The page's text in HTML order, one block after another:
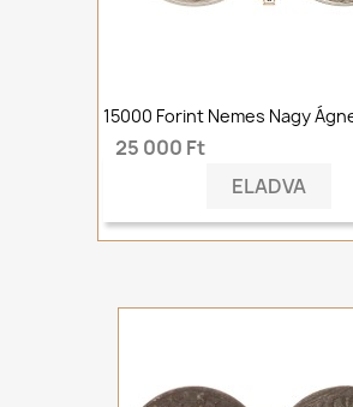
15000 Forint Nemes Nagy
25 000 Ft
ELADVA